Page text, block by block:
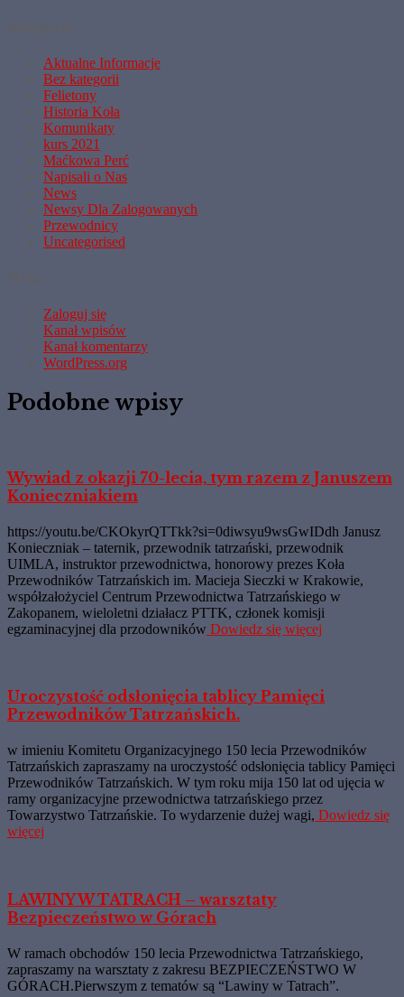
Aktualne Informacje
Bez kategorii
Felietony
Historia Koła
Komunikaty
kurs 2021
Maćkowa Perć
Napisali o Nas
News
Newsy Dla Zalogowanych
Przewodnicy
Uncategorised
Zaloguj się
Kanał wpisów
Kanał komentarzy
WordPress.org
Podobne wpisy
Wywiad z okazji 70-lecia, tym razem z Januszem
Konieczniakiem
https://youtu.be/CKOkyrQTTkk?si=0diwsyu9wsGwIDdh Janusz
Konieczniak – taternik, przewodnik tatrzański, przewodnik
UIMLA, instruktor przewodnictwa, honorowy prezes Koła
Przewodników Tatrzańskich im. Macieja Sieczki w Krakowie,
współzałożyciel Centrum Przewodnictwa Tatrzańskiego w
Zakopanem, wieloletni działacz PTTK, członek komisji
egzaminacyjnej dla przodowników Dowiedz się więcej
Uroczystość odsłonięcia tablicy Pamięci
Przewodników Tatrzańskich.
w imieniu Komitetu Organizacyjnego 150 lecia Przewodników
Tatrzańskich zapraszamy na uroczystość odsłonięcia tablicy Pamięci
Przewodników Tatrzańskich. W tym roku mija 150 lat od ujęcia w
ramy organizacyjne przewodnictwa tatrzańskiego przez
Towarzystwo Tatrzańskie. To wydarzenie dużej wagi, Dowiedz się
więcej
LAWINY W TATRACH – warsztaty
Bezpieczeństwo w Górach
W ramach obchodów 150 lecia Przewodnictwa Tatrzańskiego,
zapraszamy na warsztaty z zakresu BEZPIECZEŃSTWO W
GÓRACH.Pierwszym z tematów są “Lawiny w Tatrach”.